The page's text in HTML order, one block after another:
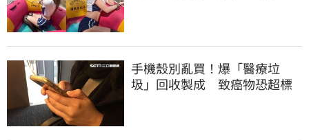
手機殼別亂買！爆「醫療垃
圾」回收製成 致癌物恐超標